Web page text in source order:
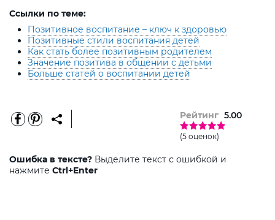
Ссылки по теме:
Позитивное воспитание – ключ к здоровью
Позитивные стили воспитания детей
Как стать более позитивным родителем
Значение позитива в общении с детьми
Больше статей о воспитании детей
Рейтинг 5.00
(5 оценок)
Ошибка в тексте? Выделите текст с ошибкой и
нажмите Ctrl+Enter